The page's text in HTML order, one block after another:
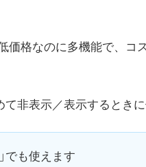
価格なのに多機能で、コ
非表示／表示するときに
でも使えます